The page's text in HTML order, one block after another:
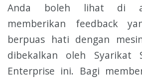
Anda boleh lihat di
memberikan feedback
berpuas hati dengan
dibekalkan oleh Syarikat
Enterprise ini. Bagi